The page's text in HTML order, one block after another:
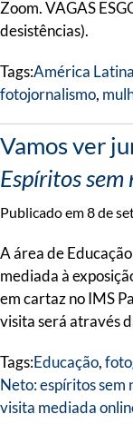
Zoom. VAGAS
desistências).
Tags:América Latina
fotojornalismo,
Vamos ver
Espíritos sem
Publicado em 8 de
A área de
mediada à
em cartaz no IMS
visita será através
Tags:Educação,
Neto: espíritos sem
visita mediada